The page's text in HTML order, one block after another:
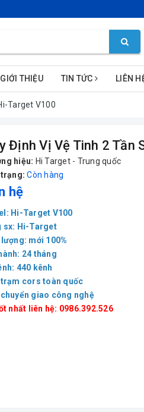
GIỚI THIỆU TIN TỨC LIÊN
Target V100
Định Vị Vệ Tinh 2 Tần
hiệu: Hi Target - Trung quốc
Còn hàng
hệ
Hi-Target V100
sx: Hi-Target
mới 100%
24 tháng
440 kênh
trạm cors toàn quốc
chuyển giao công nghệ
nhất liên hệ: 0986.392.526